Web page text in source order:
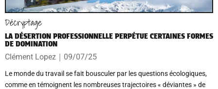
Décryptage
LA DÉSERTION PROFESSIONNELLE PERPÉTUE CERTAINES FORMES
DE DOMINATION
Clément Lopez ｜ 09/07/25
Le monde du travail se fait bousculer par les questions écologiques,
comme en témoignent les nombreuses trajectoires « déviantes » de